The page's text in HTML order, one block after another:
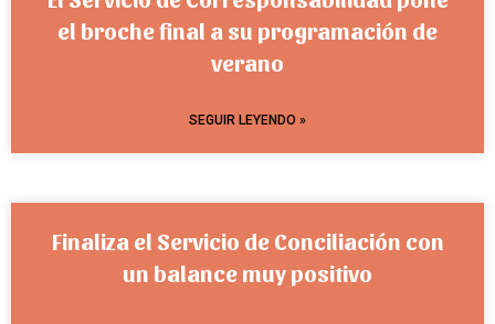
el broche final a su programación de
verano
SEGUIR LEYENDO »
Finaliza el Servicio de Conciliación con
un balance muy positivo